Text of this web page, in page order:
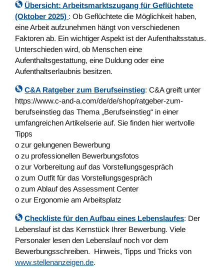
Übersicht: Arbeitsmarktszugang für Geflüchtete
(Oktober 2025) : Ob Geflüchtete die Möglichkeit haben,
eine Arbeit aufzunehmen hängt von verschiedenen
Faktoren ab. Ein wichtiger Aspekt ist der Aufenthaltsstatus.
Unterschieden wird, ob Menschen eine
Aufenthaltsgestattung, eine Duldung oder eine
Aufenthaltserlaubnis besitzen.
C&A Ratgeber zum Berufseinstieg: C&A greift unter
https://www.c-and-a.com/de/de/shop/ratgeber-zum-
berufseinstieg das Thema „Berufseinstieg“ in einer
umfangreichen Artikelserie auf. Sie finden hier wertvolle
Tipps
o zur gelungenen Bewerbung
o zu professionellen Bewerbungsfotos
o zur Vorbereitung auf das Vorstellungsgespräch
o zum Outfit für das Vorstellungsgespräch
o zum Ablauf des Assessment Center
o zur Ergonomie am Arbeitsplatz
Checkliste für den Aufbau eines Lebenslaufes: Der
Lebenslauf ist das Kernstück Ihrer Bewerbung. Viele
Personaler lesen den Lebenslauf noch vor dem
Bewerbungsschreiben. Hinweis, Tipps und Tricks von
www.stellenanzeigen.de.